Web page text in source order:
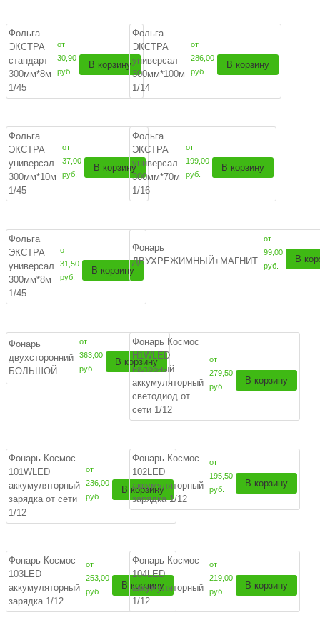
Фольга
ЭКСТРА
стандарт
300мм*8м
1/45
от
30,90
руб.
В корзину
Фольга
ЭКСТРА
универсал
300мм*100м
1/14
от
286,00
руб.
В корзину
Фольга
ЭКСТРА
универсал
300мм*10м
1/45
от
37,00
руб.
В корзину
Фольга
ЭКСТРА
универсал
300мм*70м
1/16
от
199,00
руб.
В корзину
Фольга
ЭКСТРА
универсал
300мм*8м
1/45
от
31,50
руб.
В корзину
Фонарь
ДВУХРЕЖИМНЫЙ+МАГНИТ
от
99,00
руб.
В
Фонарь
двухсторонний
БОЛЬШОЙ
от
363,00
руб.
В корзину
Фонарь Космос
H1WLED
налобный
аккумуляторный
светодиод от
сети 1/12
от
279,50
руб.
В корзину
Фонарь Космос
101WLED
аккумуляторный
зарядка от сети
1/12
от
236,00
руб.
В корзину
Фонарь Космос
102LED
аккумуляторный
зарядка 1/12
от
195,50
руб.
В корзину
Фонарь Космос
103LED
аккумуляторный
зарядка 1/12
от
253,00
руб.
В корзину
Фонарь Космос
104LED
аккумуляторный
1/12
от
219,00
руб.
В корзину